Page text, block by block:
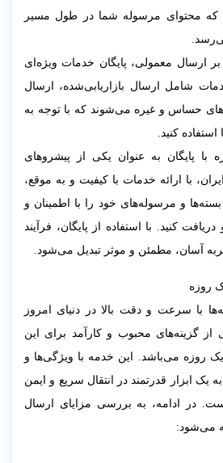
که محتوای مرسوله شما در طول مسیر
ارسال معمولی، پایگان خدمات ویژه‌ای
شامل ارسال بازاریابی‌شده، ارسال
حساس و غیره می‌شوند که با توجه به
استفاده کنید.
با پایگان به عنوان یکی از پیشروهای
با ارائه خدمات با کیفیت و به موقع،
و مرسوله‌های خود را با اطمینان و
کنید. با استفاده از پایگان، فرآیند
آسان، مطمئن و موثر تبدیل می‌شود.
روزه
با سرعت و دقت بالا در دنیای امروز
از گزینه‌های محبوب و کارآمد برای این
روزه می‌باشد. این خدمه با ویژگی‌ها و
یک ابزار قدرتمند در انتقال سریع و ایمن
در ادامه، به بررسی مزایای ارسال
می‌شود: